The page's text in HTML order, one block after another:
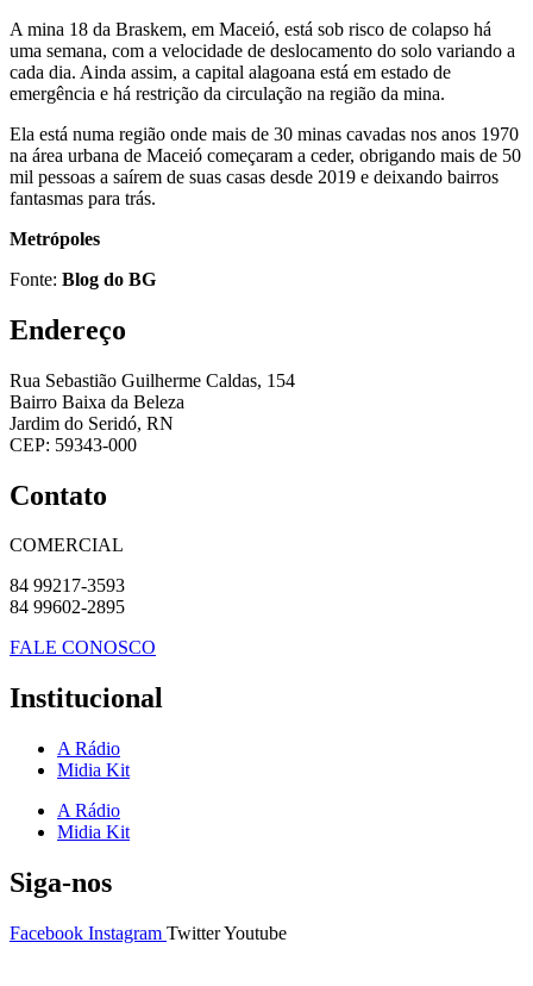
A mina 18 da Braskem, em Maceió, está sob risco de colapso há
uma semana, com a velocidade de deslocamento do solo variando a
cada dia. Ainda assim, a capital alagoana está em estado de
emergência e há restrição da circulação na região da mina.
Ela está numa região onde mais de 30 minas cavadas nos anos 1970
na área urbana de Maceió começaram a ceder, obrigando mais de 50
mil pessoas a saírem de suas casas desde 2019 e deixando bairros
fantasmas para trás.
Metrópoles
Fonte: Blog do BG
Endereço
Rua Sebastião Guilherme Caldas, 154
Bairro Baixa da Beleza
Jardim do Seridó, RN
CEP: 59343-000
Contato
COMERCIAL
84 99217-3593
84 99602-2895
FALE CONOSCO
Institucional
A Rádio
Midia Kit
A Rádio
Midia Kit
Siga-nos
Facebook Instagram TwitterYoutube